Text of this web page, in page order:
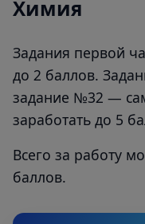
Химия
Задания первой
до 2 баллов.
задание №32 —
заработать до 5
Всего за работу
баллов.